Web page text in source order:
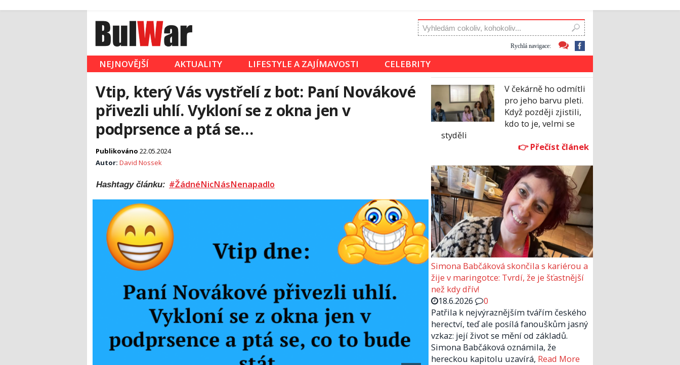
Rychlá navigace:
NEJNOVĚJŠÍ AKTUALITY LIFESTYLE A ZAJÍMAVOSTI CELEBRITY
Vtip, který Vás vystřelí z bot: Paní Novákové
přivezli uhlí. Vykloní se z okna jen v
podprsence a ptá se…
Publikováno 22.05.2024
Autor: David Nossek
Hashtagy článku: #ŽádnéNicNásNenapadlo
V čekárně ho odmítli
pro jeho barvu pleti.
Když později zjistili,
kdo to je, velmi se
styděli
Simona Babčáková skončila s kariérou a
žije v maringotce: Tvrdí, že je šťastnější
než kdy dřív!
18.6.2026
0
Patřila k nejvýraznějším tvářím českého
herectví, teď ale posílá fanouškům jasný
vzkaz: její život se mění od základů.
Simona Babčáková oznámila, že
hereckou kapitolu uzavírá, Read More